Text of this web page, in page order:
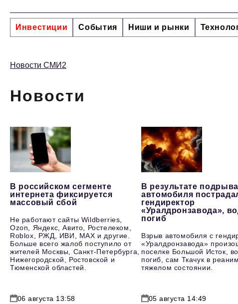
Инвестиции События Ниши и рынки
Новости СМИ2
Новости
В российском сегменте
интернета фиксируется
массовый сбой
Не работают сайты Wildberries,
Ozon, Яндекс, Авито, Ростелеком,
Roblox, РЖД, ИВИ, MAX и другие.
Больше всего жалоб поступило от
жителей Москвы, Санкт-Петербурга,
Нижегородской, Ростовской и
Тюменской областей.
06 августа 13:58
В результате подрыва
автомобиля
гендиректор
«Уралдронзавода»,
погиб
Взрыв автомобиля с
«Уралдронзавода»
поселке Большой Исток,
погиб, сам Ткачук в
тяжелом состоянии.
05 августа 14:49